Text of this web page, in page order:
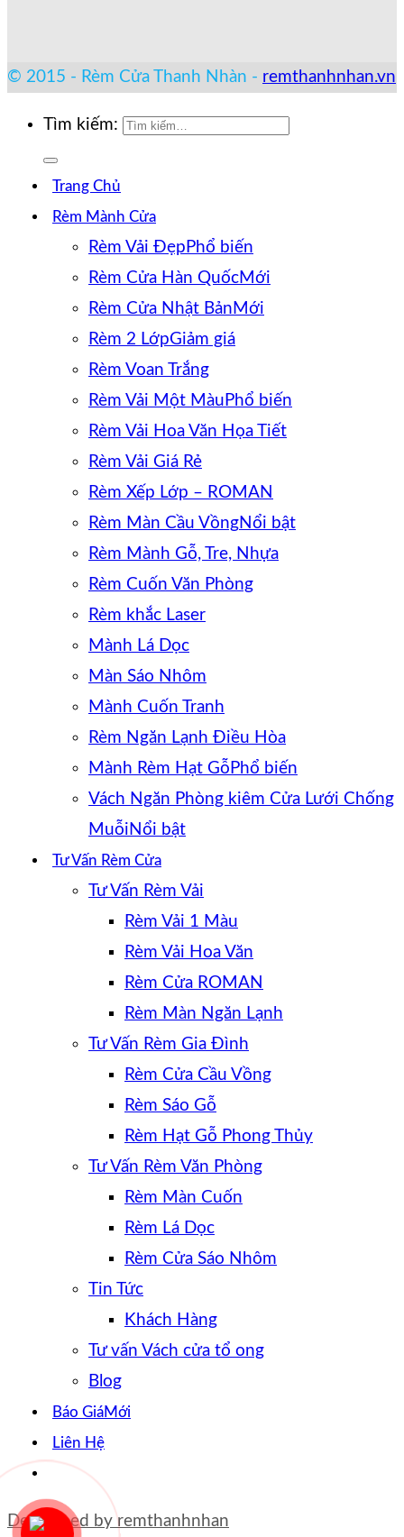
© 2015 - Rèm Cửa Thanh Nhàn - remthanhnhan.vn
Tìm kiếm:
Trang Chủ
Rèm Mành Cửa
Rèm Vải Đẹp
Rèm Cửa Hàn Quốc
Rèm Cửa Nhật Bản
Rèm 2 Lớp
Rèm Voan Trắng
Rèm Vải Một Màu
Rèm Vải Hoa Văn Họa Tiết
Rèm Vải Giá Rẻ
Rèm Xếp Lớp – ROMAN
Rèm Màn Cầu Vồng
Rèm Mành Gỗ, Tre, Nhựa
Rèm Cuốn Văn Phòng
Rèm khắc Laser
Mành Lá Dọc
Màn Sáo Nhôm
Mành Cuốn Tranh
Rèm Ngăn Lạnh Điều Hòa
Mành Rèm Hạt Gỗ
Vách Ngăn Phòng kiêm Cửa Lưới Chống
Muỗi
Tư Vấn Rèm Cửa
Tư Vấn Rèm Vải
Rèm Vải 1 Màu
Rèm Vải Hoa Văn
Rèm Cửa ROMAN
Rèm Màn Ngăn Lạnh
Tư Vấn Rèm Gia Đình
Rèm Cửa Cầu Vồng
Rèm Sáo Gỗ
Rèm Hạt Gỗ Phong Thủy
Tư Vấn Rèm Văn Phòng
Rèm Màn Cuốn
Rèm Lá Dọc
Rèm Cửa Sáo Nhôm
Tin Tức
Khách Hàng
Tư vấn Vách cửa tổ ong
Blog
Báo Giá
Liên Hệ
Developed byremthanhnhan